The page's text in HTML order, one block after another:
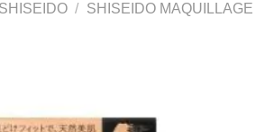
SHISEIDO / SHISEIDO MAQUILLAGE